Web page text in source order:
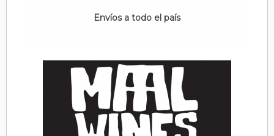
Envíos a todo el país